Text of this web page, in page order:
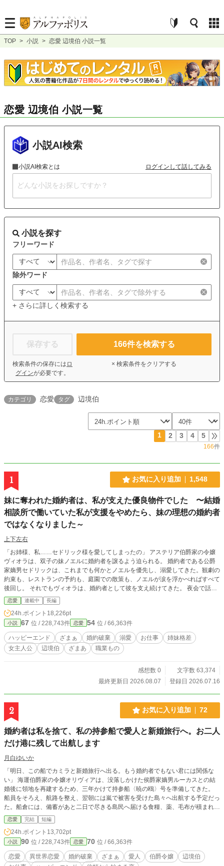
TOP > 小説 > 恋愛 辺境伯 小説一覧
恋愛 辺境伯 小説一覧
小説AI検索
小説AI検索とは ログインして話してみる
小説を探す
フリーワード
除外ワード
+ さらに詳しく検索する
保存する
検索条件の保存には ロ
グインが必要です。
166件を検索する
× 検索条件をクリアする
カテゴリ 恋愛 タグ 辺境伯
1 2 3 4 5
166件
1 お気に入り追加 1,548
妹に奪われた婚約者は、私が支えた優良物件でした 〜結婚
相談所で働いていた私が支援をやめたら、妹の理想の婚約者
ではなくなりました～
上下左右
「お姉様、私……セドリック様を愛してしまったの」 アステリア伯爵家の令嬢
ヴィオラは、双子の妹ノエルに婚約者を譲るよう迫られる。 婚約者である公爵
家嫡男セドリックは、これまでも何かとノエルを優先し、溺愛してきた。観劇の
約束も、レストランの予約も、庭園での散策も、ノエルが涙を浮かべればすべて
後回し。 それでもヴィオラは、婚約者として彼を支え続けてきた。 夜会で話す
話題、贈答品の選定、食事の手配、さらにはノエルが喜ぶ花や菓子まで。 セド
リックが社交界で「気配りのできる優良な公爵家嫡男」と評されていたのは、す
べてヴィオラの支援があったからだった。 そんな、ヴィオラには前世の記憶が
あった。 日本で結婚相談所のカウンセラーとして働き、数多くの縁談を見てき
た彼女には分かっていた。 婚約者より別の女性を優先する男。 相手の我慢を当
然だと思う男。 自分を支えてくれる人の価値に気づけない男。 この縁談は、す
でに破綻していると察した彼女は婚約解消を受け入れた ただし同時に、宣言し
からずれ、夜会では場違いな服装で自慢話ばかり。やがてノエルも気づく。自分
約者だったのだと。 そんなヴィオラの前に現れたのは、以前彼女に縁談を申し
込んでいたグランヴィル辺境伯アレクシス。 彼は、かつてヴィオラが選んだ贈
り物の意味を見抜いていた。 「私は、あなたの観察眼と調整力が欲しい。どう
か、私の右腕になってほしい」 誰かを優良物件に見せるためではなく、自分自
身の力を認めてくれる人の隣へ。 婚約者を妹に奪われた令嬢が、前世の知識と
冷静な判断力で悪縁を断ち切り、本当に自分を評価してくれる辺境伯に選ばれ
恋愛 連載中 長編
24h.ポイント 18,226pt
小説 67 位 / 228,743件 恋愛 54 位 / 66,363件
ハッピーエンド ざまぁ 婚約破棄 溺愛 お仕事
姉妹格差
女主人公
辺境伯 ざまあ 職業もの
感想数 0
文字数 63,374
最終更新日 2026.08.07
登録日 2026.07.16
2 お気に入り追加 72
婚約者は私を捨て、私の持参船で愛人と新婚旅行へ。お二人
だけ港に残して出航します
月白ゆいか
「明日、この船でカミラと新婚旅行へ出る。もう婚約者でもない君には関係な
い」 海運伯爵家の令嬢オリヴィアは、没落しかけた侯爵家嫡男ルーカスとの結
婚後に領地を再建するため、三年かけて持参船〈暁の鴎〉号を準備してきた。
船員をそろえ、航路を整え、翌朝には嵐で被害を受けた島々へ出航する予定だっ
た。船倉には、備蓄があと二日で尽きる島民へ届ける食糧、薬、毛布が積まれて
いる。 ところが出航前日、港へ着いたオリヴィアが見たのは、船から降ろされ
る救援物資と、代わりに積み込まれる衣装箱、酒樽、鏡台、長椅子だった。 船
上にはルーカスと、その愛人カミラがいる。 ルーカスはオリヴィアとの婚約を
一方的に解消し、カミラとの婚礼と新婚旅行、さらに自分の私的事業へ〈暁の
鴎〉号を使うと告げた。 「この毛布、少し獣臭いのですもの」 カミラも救援物
資を邪魔扱いし、自分の衣装と家具を優先する。 けれどルーカスは、大切な二
恋愛 完結 短編
24h.ポイント 13,702pt
小説 90 位 / 228,743件 恋愛 70 位 / 66,363件
恋愛 異世界恋愛 婚約破棄 ざまぁ 愛人 伯爵令嬢
辺境伯